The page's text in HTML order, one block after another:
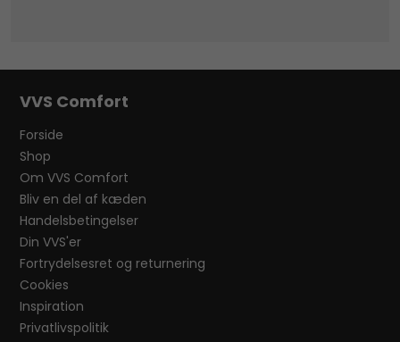
VVS Comfort
Forside
Shop
Om VVS Comfort
Bliv en del af kæden
Handelsbetingelser
Din VVS'er
Fortrydelsesret og returnering
Cookies
Inspiration
Privatlivspolitik